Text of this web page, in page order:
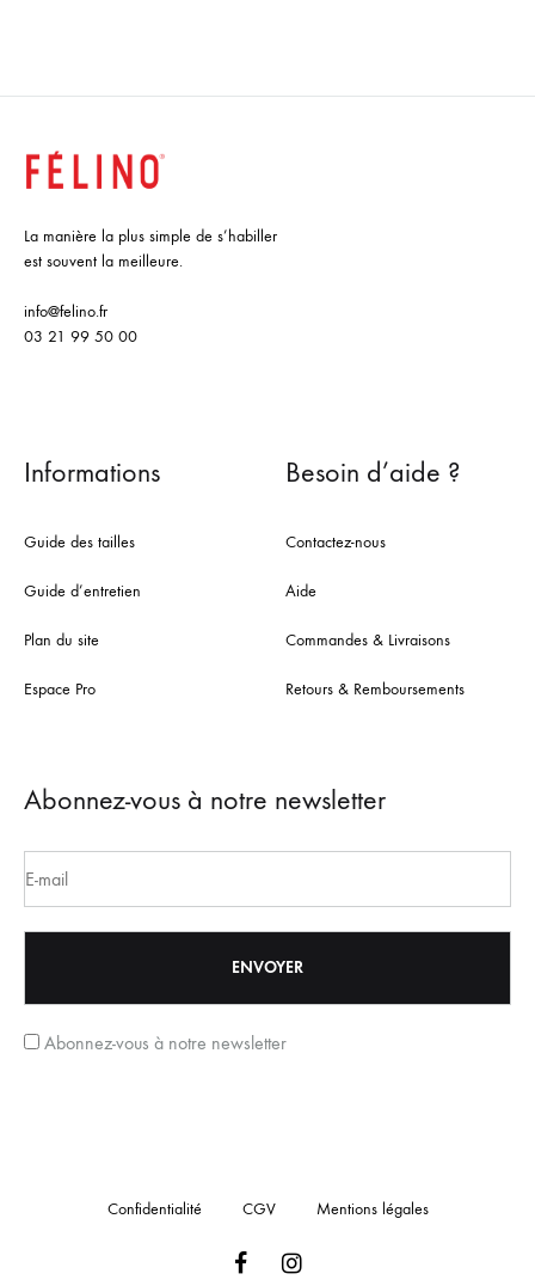
La manière la plus simple de s’habiller
est souvent la meilleure.
info@felino.fr
03 21 99 50 00
Informations
Guide des tailles
Guide d’entretien
Plan du site
Espace Pro
Besoin d’aide ?
Contactez-nous
Aide
Commandes & Livraisons
Retours & Remboursements
Abonnez-vous à notre newsletter
Abonnez-vous à notre newsletter
Confidentialité CGV Mentions légales
FacebookInstagram